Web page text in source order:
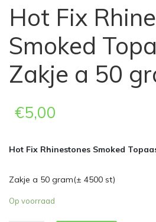
Hot Fix
Smoked
Zakje a 50
€5,00
Hot Fix Rhinestones Smoked
Zakje a 50 gram(± 4500 st)
Op voorraad